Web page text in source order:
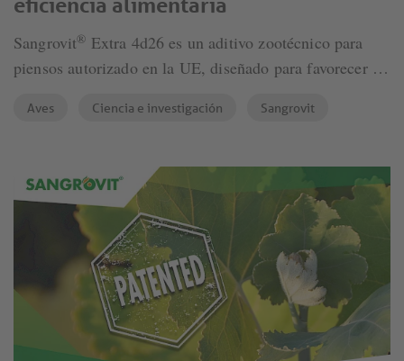
Sangrovit® Extra 4d26 es un aditivo zootécnico para
piensos autorizado en la UE, diseñado para favorecer el
alimentaria y el retorno económico en las condiciones
isoquinolínicos (IQ) estandarizados, el producto
contribuye a la integridad intestinal y al
aprovechamiento de los nutrientes, y ha demostrado una
mejora del rendimiento en condiciones de ensayo
controladas.
Aves Ciencia e investigación Sangrovit